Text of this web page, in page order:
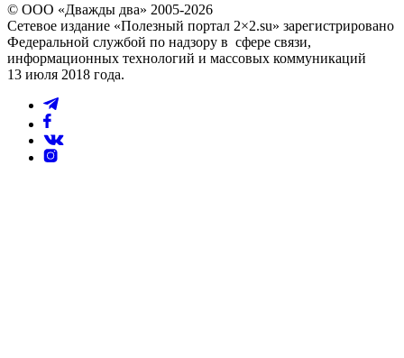
© ООО «Дважды два» 2005-2026
Сетевое издание «Полезный портал 2×2.su» зарегистрировано
Федеральной службой по надзору в сфере связи,
информационных технологий и массовых коммуникаций
13 июля 2018 года.